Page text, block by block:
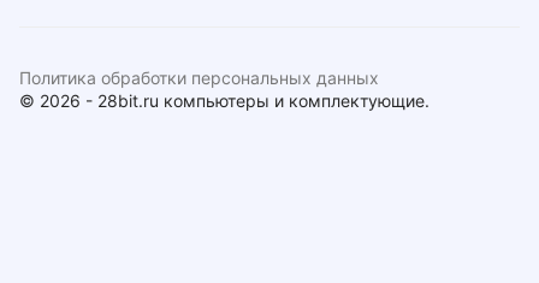
© 2026 - 28bit.ru компьютеры и комплектующие.
Политика обработки персональных данных